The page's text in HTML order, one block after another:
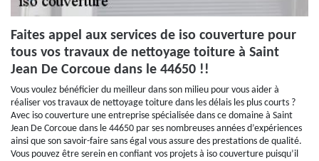
Faites appel aux services de iso couverture pour
tous vos travaux de nettoyage toiture à Saint
Jean De Corcoue dans le 44650 !!
Vous voulez bénéficier du meilleur dans son milieu pour vous aider à
réaliser vos travaux de nettoyage toiture dans les délais les plus courts ?
Avec iso couverture une entreprise spécialisée dans ce domaine à Saint
Jean De Corcoue dans le 44650 par ses nombreuses années d’expériences
ainsi que son savoir-faire sans égal vous assure des prestations de qualité.
Vous pouvez être serein en confiant vos projets à iso couverture puisqu’il